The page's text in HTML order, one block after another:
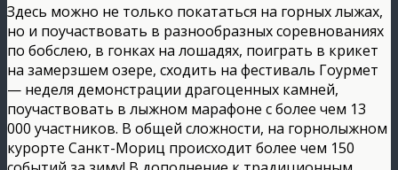
Здесь можно не только покататься на горных лыжах,
но и поучаствовать в разнообразных соревнованиях
по бобслею, в гонках на лошадях, поиграть в крикет
на замерзшем озере, сходить на фестиваль Гоурмет
— неделя демонстрации драгоценных камней,
поучаствовать в лыжном марафоне с более чем 13
000 участников. В общей сложности, на горнолыжном
курорте Санкт-Мориц происходит более чем 150